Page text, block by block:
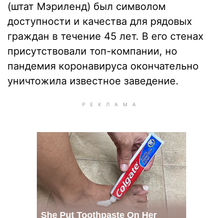
(штат Мэриленд) был символом
доступности и качества для рядовых
граждан в течение 45 лет. В его стенах
присутствовали топ-компании, но
пандемия коронавируса окончательно
уничтожила известное заведение.